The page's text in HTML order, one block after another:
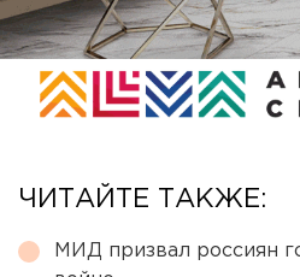
ЧИТАЙТЕ ТАКЖЕ:
МИД призвал россиян